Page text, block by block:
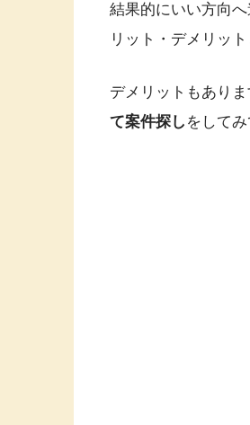
結果的にいい方向
リット・デメリッ
デメリットもあり
て案件探し をしてみ